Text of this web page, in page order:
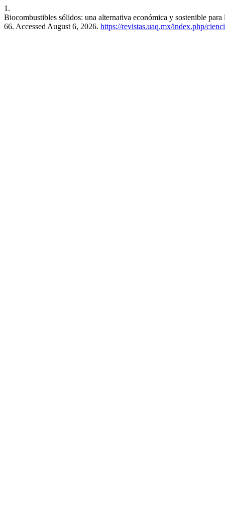
1.
Biocombustibles sólidos: una alternativa económica y sostenible
66. Accessed August 6, 2026. https://revistas.uaq.mx/index.php/